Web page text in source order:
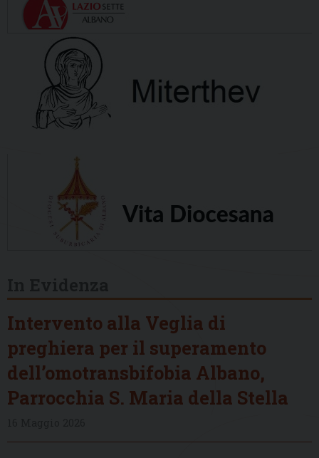
Intervento alla Veglia di
preghiera per il superamento
dell’omotransbifobia Albano,
Parrocchia S. Maria della Stella